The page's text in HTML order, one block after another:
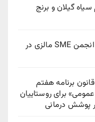
گیلان و برنج
محمدرضا باقری مدیر روابط عمومی انجمن SME مالزی در
برنامه هفتم
برای روستاییان
پوشش درمانی